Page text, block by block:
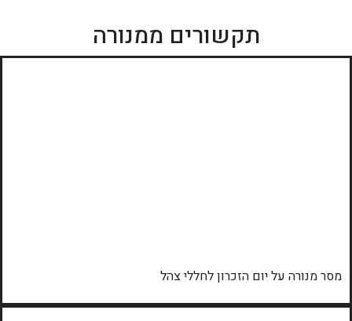
תקשורים ממנורה
מסר מנורה על יום הזכרון לחללי צהל